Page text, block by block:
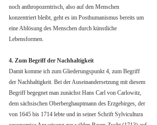
noch anthropozentrisch, also auf den Menschen
konzentriert bleibt, geht es im Posthumanismus bereits um
eine Ablösung des Menschen durch künstliche
Lebensformen.
4. Zum Begriff der Nachhaltigkeit
Damit komme ich zum Gliederungspunkt 4, zum Begriff
der Nachhaltigkeit. Bei der Auseinandersetzung mit diesem
Begriff begegnet man zunächst Hans Carl von Carlowitz,
dem sächsischen Oberberghauptmann des Erzgebirges, der
von 1645 bis 1714 lebte und in seiner Schrift Sylvicultura